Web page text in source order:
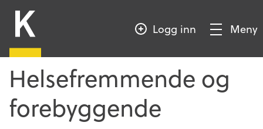
HOVEDINNHOLD
KompetansebroenLogg inn
Vis/SkjulMeny
Helsefremmende og
forebyggende